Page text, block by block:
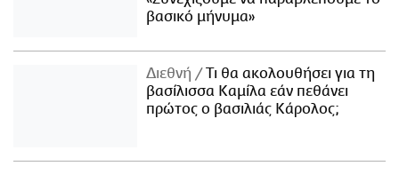
βασικό μήνυμα»
Διεθνή
Τι θα ακολουθήσει για τη
βασίλισσα Καμίλα εάν πεθάνει
πρώτος ο βασιλιάς Κάρολος;